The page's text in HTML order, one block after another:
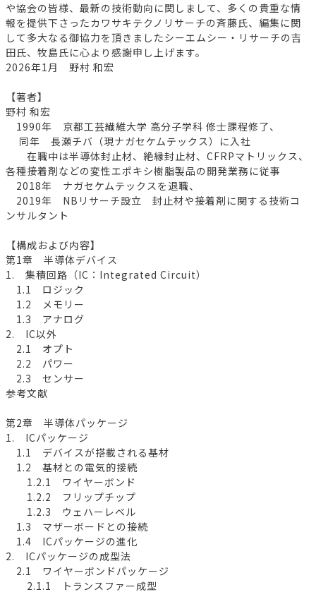
や協会の皆様、最新の技術動向に関しまして、多くの貴重な情
報を提供下さったカワサキテクノリサーチの斉藤氏、編集に関
して多大なる御協力を頂きましたシーエムシー・リサーチの吉
田氏、牧島氏に心より感謝申し上げます。
2026年1月 野村 和宏
【著者】
野村 和宏
1990年 京都工芸繊維大学 高分子学科 修士課程修了、
同年 長瀬チバ（現ナガセケムテックス）に入社
在職中は半導体封止材、絶縁封止材、CFRPマトリックス、
各種接着剤などの変性エポキシ樹脂製品の開発業務に従事
2018年 ナガセケムテックスを退職、
2019年 NBリサーチ設立 封止材や接着剤に関する技術コ
ンサルタント
【構成および内容】
第1章 半導体デバイス
1. 集積回路（IC：Integrated Circuit）
1.1 ロジック
1.2 メモリー
1.3 アナログ
2. IC以外
2.1 オプト
2.2 パワー
2.3 センサー
参考文献
第2章 半導体パッケージ
1. ICパッケージ
1.1 デバイスが搭載される基材
1.2 基材との電気的接続
1.2.1 ワイヤーボンド
1.2.2 フリップチップ
1.2.3 ウェハーレベル
1.3 マザーボードとの接続
1.4 ICパッケージの進化
2. ICパッケージの成型法
2.1 ワイヤーボンドパッケージ
2.1.1 トランスファー成型